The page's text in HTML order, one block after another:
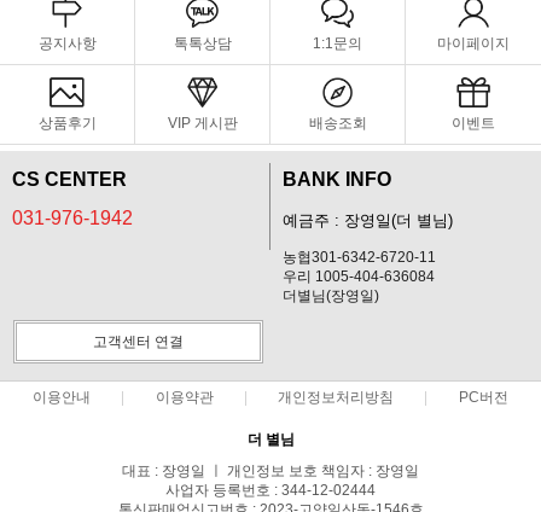
공지사항 톡톡상담 1:1문의 마이페이지
상품후기 VIP 게시판 배송조회 이벤트
CS CENTER
031-976-1942
BANK INFO
예금주 : 장영일(더 별님)
농협301-6342-6720-11
우리 1005-404-636084
더별님(장영일)
고객센터 연결
이용안내 이용약관 개인정보처리방침 PC버전
더 별님
대표 : 장영일 ㅣ 개인정보 보호 책임자 : 장영일
사업자 등록번호 : 344-12-02444